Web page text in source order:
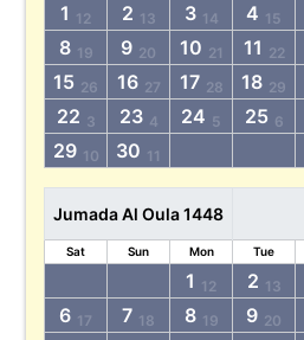
1 12 2 13 3 14 4 15
8 19 9 20 10 21 11 22
15 26 16 27 17 28 18 29
22 3 23 4 24 5 25 6
29 10 30 11
Jumada Al Oula 1448
Sat Sun Mon Tue
1 12 2 13
6 17 7 18 8 19 9 20